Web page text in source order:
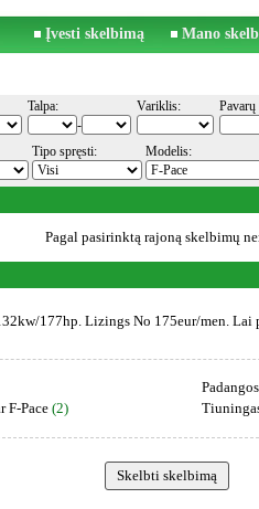
Įvesti skelbimą Mano
Talpa:
-
Variklis: Pavarų
Tipo spręsti: Modelis:
Pagal pasirinktą rajoną skelbimų
177hp. Lizings No 175eur/men. Lai
F-Pace (2)